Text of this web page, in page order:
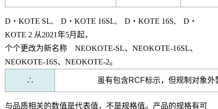
D・KOTE SL, D・KOTE 16SL, D・KOTE 16S, D・
KOTE 2 从2021年5月起，
个个更改为新名称 NEOKOTE-SL、NEOKOTE-16SL、
NEOKOTE-16S、NEOKOTE-2。
∴ 虽有包含RCF标示，但规制对象外
与品质相关的数值是代表值，不是规格值。产品的规格有可